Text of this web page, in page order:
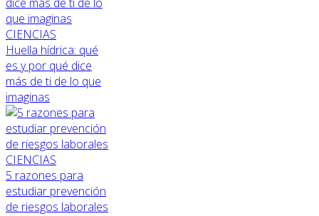
CIENCIAS
Huella hídrica: qué
es y por qué dice
más de ti de lo que
imaginas
CIENCIAS
5 razones para
estudiar prevención
de riesgos laborales